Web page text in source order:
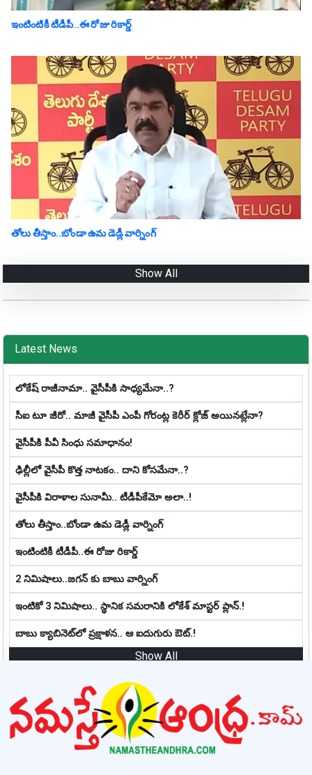
ఇంటింటికీ టీడీపీ..ఈ రోజు రికార్డ్
తోలు తీస్తాం..బోండా ఉమ డెడ్లీ వార్నింగ్
Show All
Latest News
లోకేష్ రాజీనామా.. వైసీపీకి సాధ్య‌మేనా..?
సీఐ టూ జీరో.. మాజీ వైసీపీ ఎంపీ గోరంట్ల కెరీర్ క్లోజ్ అయిన‌ట్లేనా?
వైసీపీకి పీవీ సింధు సమాధానం!
ఢిల్లీలో వైసీపీ కొత్త నాట‌కం.. దాని కోస‌మేనా..?
వైసీపీకి విరాళాల సునామీ.. టీడీపీకేమో అలా..!
తోలు తీస్తాం..బోండా ఉమ డెడ్లీ వార్నింగ్
ఇంటింటికీ టీడీపీ..ఈ రోజు రికార్డ్
2 నిమిషాలు..జగన్ కు బాబు వార్నింగ్
ఇంటికో 3 నిమిషాలు.. స్థానిక స‌మ‌రానికి లోకేశ్ మాస్ట‌ర్ ప్లాన్‌.!
బాబు క్యాబినెట్‌లో ప్ర‌క్షాళ‌న‌.. ఆ ఐదుగురు ఔట్‌.!
Show All